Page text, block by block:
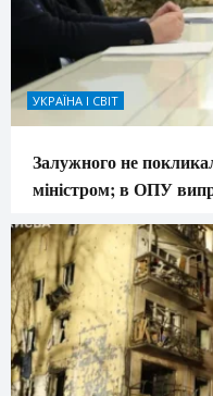
УКРАЇНА І СВІТ
Залужного не
міністром; в ОПУ